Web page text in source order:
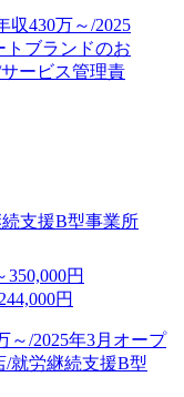
支援B型事業所
350,000円
円
～/2025年3月オープ
/就労継続支援B型